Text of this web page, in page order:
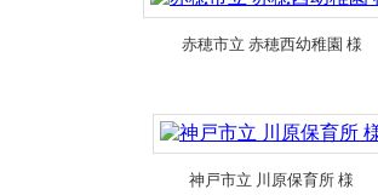
赤穂市立 赤穂西幼稚園 様
神戸市立 川原保育所 様